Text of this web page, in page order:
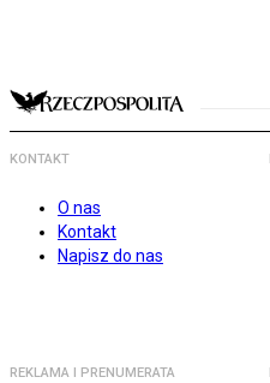
KONTAKT
O nas
Kontakt
Napisz do nas
REKLAMA I PRENUMERATA